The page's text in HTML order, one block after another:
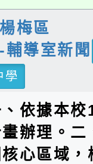
楊梅區
導室新聞
學
依據本
辦理。
心區域